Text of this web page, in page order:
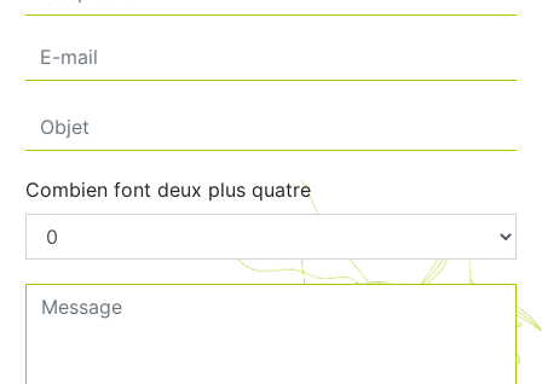
Combien font deux plus quatre